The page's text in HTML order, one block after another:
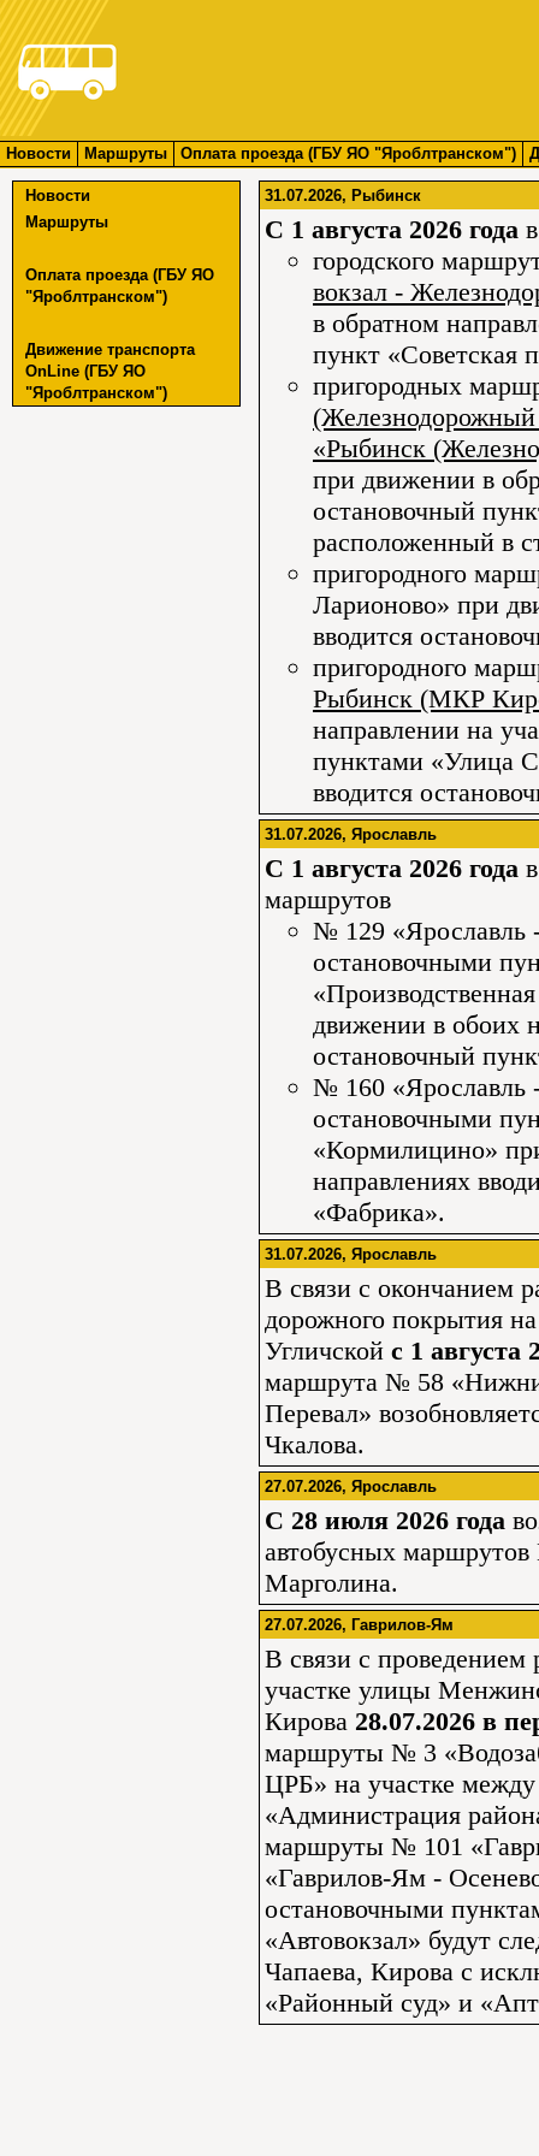
Новости Маршруты Оплата проезда (ГБУ ЯО "Яроблтранском")
Новости
Маршруты
Оплата проезда (ГБУ ЯО
"Яроблтранском")
Движение транспорта
OnLine (ГБУ ЯО
"Яроблтранском")
31.07.2026, Рыбинск
С 1 августа 2026 года
городского
вокзал -
в обратном
пункт «Советская
пригородных
(Железнодорожный
«Рыбинск
при движении в
остановочный
расположенный в
пригородного
Ларионово» при
вводится
пригородного
Рыбинск (МКР
направлении на
пунктами «Улица
вводится
31.07.2026, Ярославль
С 1 августа 2026 года
маршрутов
№ 129 «Ярославль
остановочными
движении в обоих
остановочный
№ 160 «Ярославль
остановочными
«Кормилицино»
направлениях
«Фабрика».
31.07.2026, Ярославль
В связи с окончанием
дорожного покрытия
Угличской с 1 августа
маршрута № 58
Перевал»
Чкалова.
27.07.2026, Ярославль
C 28 июля 2026 года
автобусных
Марголина.
27.07.2026, Гаврилов-Ям
В связи с проведением
участке улицы
Кирова 28.07.2026 в
маршруты № 3
ЦРБ» на участке
«Администрация
маршруты № 101
«Гаврилов-Ям -
остановочными
«Автовокзал» будут
Чапаева, Кирова с
«Районный суд» и